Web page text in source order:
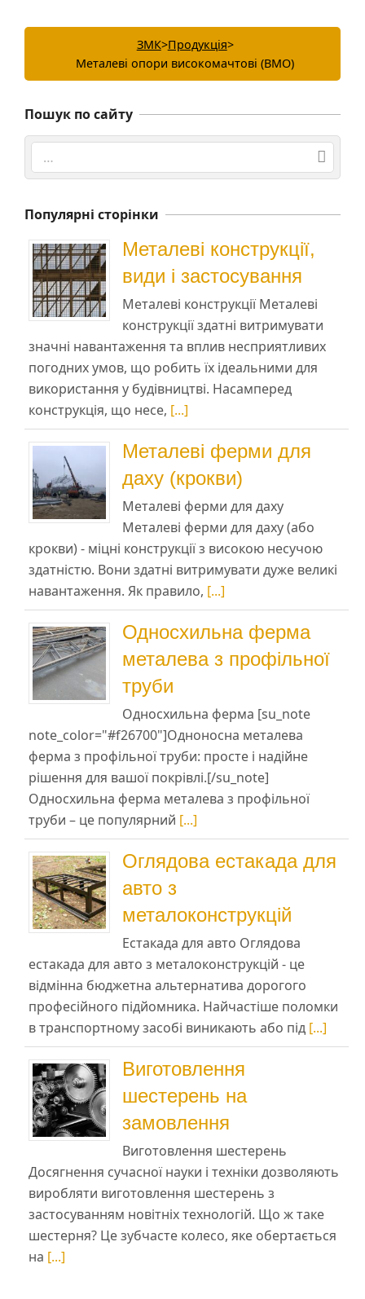
ЗМК>Продукція>
Металеві опори високомачтові (ВМО)
Пошук по сайту
Search
Популярні сторінки
Металеві конструкції,
види і застосування
Металеві конструкції Металеві
конструкції здатні витримувати
значні навантаження та вплив несприятливих
погодних умов, що робить їх ідеальними для
використання у будівництві. Насамперед
конструкція, що несе, [...]
Металеві ферми для
даху (крокви)
Металеві ферми для даху
Металеві ферми для даху (або
крокви) - міцні конструкції з високою несучою
здатністю. Вони здатні витримувати дуже великі
навантаження. Як правило, [...]
Односхильна ферма
металева з профільної
труби
Односхильна ферма [su_note
note_color="#f26700"]Одноносна металева
ферма з профільної труби: просте і надійне
рішення для вашої покрівлі.[/su_note]
Односхильна ферма металева з профільної
труби – це популярний [...]
Оглядова естакада для
авто з
металоконструкцій
Естакада для авто Оглядова
естакада для авто з металоконструкцій - це
відмінна бюджетна альтернатива дорогого
професійного підйомника. Найчастіше поломки
в транспортному засобі виникають або під [...]
Виготовлення
шестерень на
замовлення
Виготовлення шестерень
Досягнення сучасної науки і техніки дозволяють
виробляти виготовлення шестерень з
застосуванням новітніх технологій. Що ж таке
шестерня? Це зубчасте колесо, яке обертається
на [...]